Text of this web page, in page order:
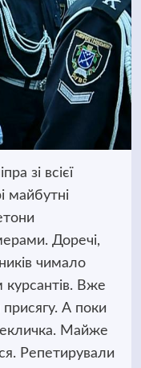
зі всієї
майбутні
Доречі,
чимало
курсантів. Вже
А поки
Майже
Репетирували